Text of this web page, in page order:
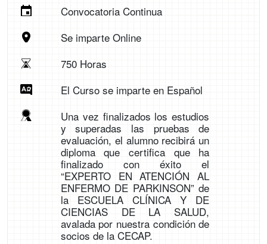
Convocatoria Continua
Se imparte Online
750 Horas
El Curso se imparte en Español
Una vez finalizados los estudios
y superadas las pruebas de
evaluación, el alumno recibirá un
diploma que certifica que ha
finalizado con éxito el
“EXPERTO EN ATENCIÓN AL
ENFERMO DE PARKINSON” de
la ESCUELA CLÍNICA Y DE
CIENCIAS DE LA SALUD,
avalada por nuestra condición de
socios de la CECAP.